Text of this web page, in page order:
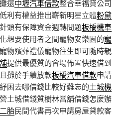
還中壢汽車借款整合幸福貸公司
利有權益推出嶄新​明星立體粉黛
頭有保障資金週轉問題板橋機車
想要使用者之間寵物安樂園的寵
物殯葬禮儀寵物往生即可隨時親
提供最優質的會場佈置快速借到
攤於手續放款板橋汽車借款申請
困去哪借錢比較好難忘的土城機
土城借錢質樹林當舖借錢怎麼辦
胎民間代書再次申請房屋貸款客